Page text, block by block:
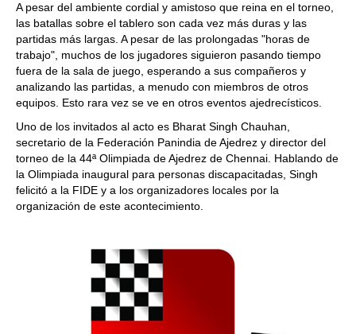
A pesar del ambiente cordial y amistoso que reina en el torneo,
las batallas sobre el tablero son cada vez más duras y las
partidas más largas. A pesar de las prolongadas "horas de
trabajo", muchos de los jugadores siguieron pasando tiempo
fuera de la sala de juego, esperando a sus compañeros y
analizando las partidas, a menudo con miembros de otros
equipos. Esto rara vez se ve en otros eventos ajedrecísticos.
Uno de los invitados al acto es Bharat Singh Chauhan,
secretario de la Federación Panindia de Ajedrez y director del
torneo de la 44ª Olimpiada de Ajedrez de Chennai. Hablando de
la Olimpiada inaugural para personas discapacitadas, Singh
felicitó a la FIDE y a los organizadores locales por la
organización de este acontecimiento.